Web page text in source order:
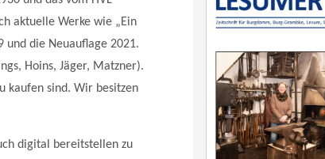
aktuelle Werke wie „Ein
und die Neuauflage 2021.
Hoins, Jäger, Matzner).
kaufen sind. Wir besitzen
digital bereitstellen zu